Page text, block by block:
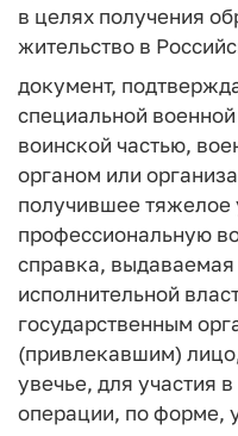
в целях получения
жительство в
документ,
специальной
воинской частью,
органом или
получившее тяжелое
профессиональную
справка,
исполнительной
государственным
(привлекавшим)
увечье, для участия
операции, по форме,